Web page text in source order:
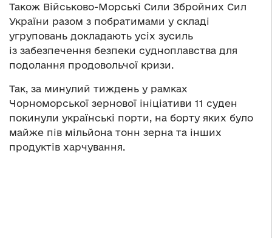
Також Військово-Морські Сили Збройних Сил
України разом з побратимами у складі
угруповань докладають усіх зусиль
із забезпечення безпеки судноплавства для
подолання продовольчої кризи.
Так, за минулий тиждень у рамках
Чорноморської зернової ініціативи 11 суден
покинули українські порти, на борту яких було
майже пів мільйона тонн зерна та інших
продуктів харчування.